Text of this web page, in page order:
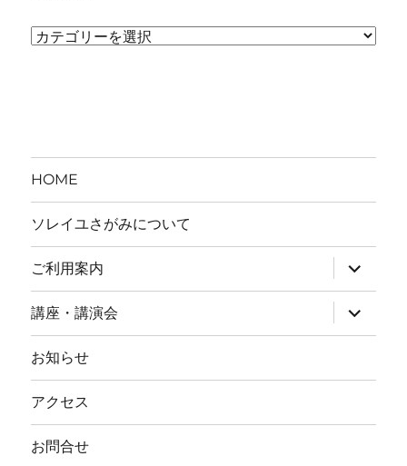
カ
HOME
ソレイユさがみについて
ご利用案内
ブ
ニ
ー
展
講座・講演会
ブ
ニ
ー
お知らせ
アクセス
お問合せ